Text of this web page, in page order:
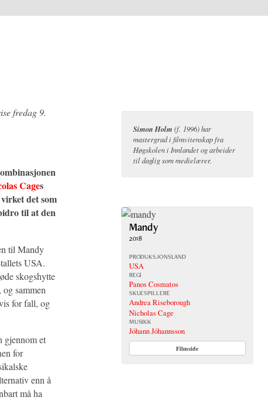
fredag 9.
Cages
det som
til at den
til Mandy
USA.
skogshytte
sammen
for fall, og
gjennom et
for
enn å
må ha
Simon Holm (f. 1996) har
mastergrad i filmvitenskap fra
Høgskolen i Innlandet og arbeider
til daglig som medielærer.
Mandy
2018
PRODUKSJONSLAND
USA
REGI
Panos Cosmatos
SKUESPILLERE
Andrea Riseborough
Nicholas Cage
MUSIKK
Jóhann Jóhannsson
Filmside